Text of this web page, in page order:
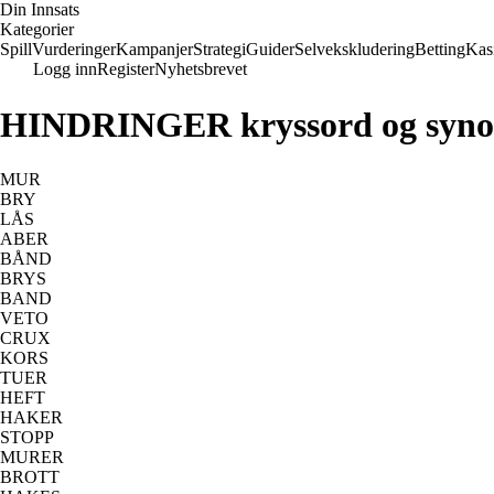
Din Innsats
Kategorier
SpillVurderingerKampanjerStrategiGuiderSelvekskluderingBetting
Logg innRegisterNyhetsbrevet
HINDRINGER kryssord og
MUR
BRY
LÅS
ABER
BÅND
BRYS
BAND
VETO
CRUX
KORS
TUER
HEFT
HAKER
STOPP
MURER
BROTT